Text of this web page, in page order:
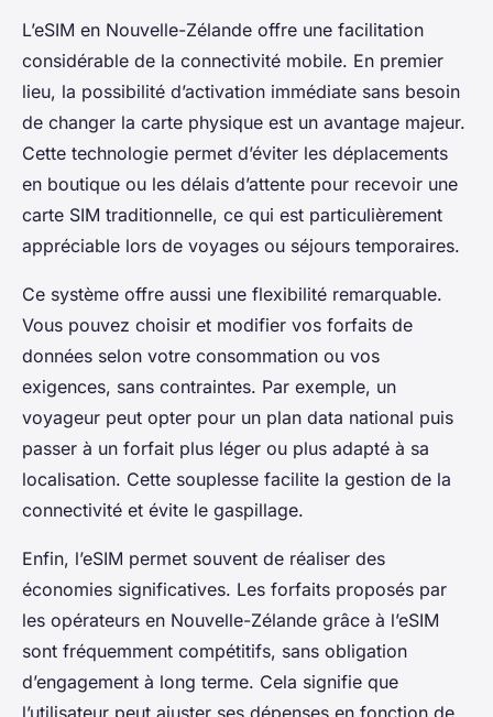
L’eSIM en Nouvelle-Zélande offre une facilitation
considérable de la connectivité mobile. En premier
lieu, la possibilité d’activation immédiate sans besoin
de changer la carte physique est un avantage majeur.
Cette technologie permet d’éviter les déplacements
en boutique ou les délais d’attente pour recevoir une
carte SIM traditionnelle, ce qui est particulièrement
appréciable lors de voyages ou séjours temporaires.
Ce système offre aussi une flexibilité remarquable.
Vous pouvez choisir et modifier vos forfaits de
données selon votre consommation ou vos
exigences, sans contraintes. Par exemple, un
voyageur peut opter pour un plan data national puis
passer à un forfait plus léger ou plus adapté à sa
localisation. Cette souplesse facilite la gestion de la
connectivité et évite le gaspillage.
Enfin, l’eSIM permet souvent de réaliser des
économies significatives. Les forfaits proposés par
les opérateurs en Nouvelle-Zélande grâce à l’eSIM
sont fréquemment compétitifs, sans obligation
d’engagement à long terme. Cela signifie que